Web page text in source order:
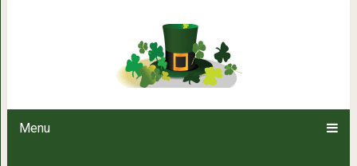
Menu
Вот как надо просить о